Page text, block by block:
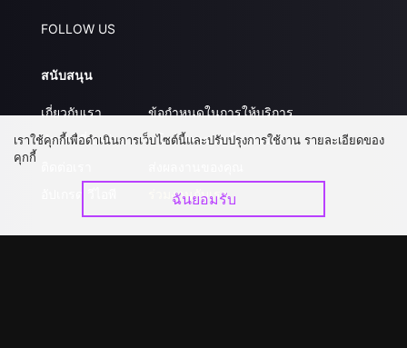
FOLLOW US
สนับสนุน
เกี่ยวกับเรา
คำถามที่พบบ่อย
ข้อกำหนดในการให้บริการ
นโยบายความเป็นส่วนตัว
ร่วมงานกับเรา
เราใช้คุกกี้เพื่อดำเนินการเว็บไซต์นี้และปรับปรุงการใช้งาน รายละเอียดของ
คุกกี้
ฉันยอมรับ